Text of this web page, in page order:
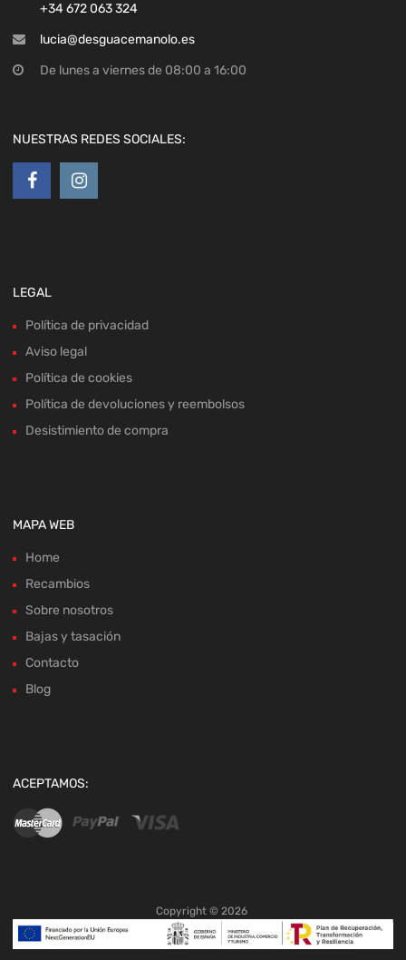
+34 672 063 324
lucia@desguacemanolo.es
De lunes a viernes de 08:00 a 16:00
NUESTRAS REDES SOCIALES:
LEGAL
Política de privacidad
Aviso legal
Política de cookies
Política de devoluciones y reembolsos
Desistimiento de compra
MAPA WEB
Home
Recambios
Sobre nosotros
Bajas y tasación
Contacto
Blog
ACEPTAMOS:
Copyright © 2026